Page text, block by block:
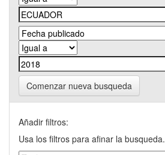
Comenzar nueva busqueda
Añadir filtros:
Usa los filtros para afinar la busqueda.